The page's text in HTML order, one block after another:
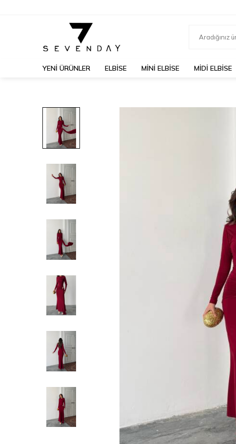
YENİ ÜRÜNLER ELBİSE MİNİ ELBİSE MİDİ ELBİSE